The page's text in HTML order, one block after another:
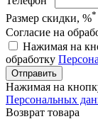
Размер скидки, %*
Согласие на
Нажимая на
обработку
Отправить
Нажимая на
Персональных
Возврат товара